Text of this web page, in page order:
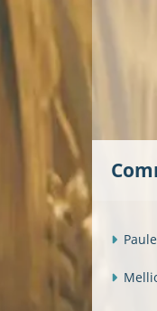
Paule